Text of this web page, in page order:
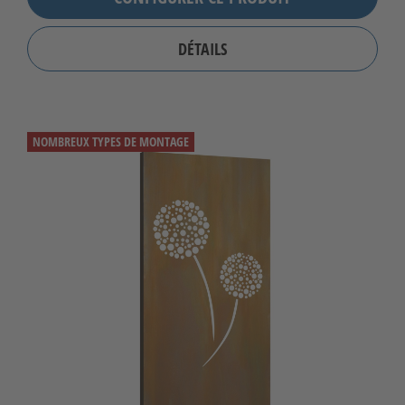
DÉTAILS
NOMBREUX TYPES DE MONTAGE